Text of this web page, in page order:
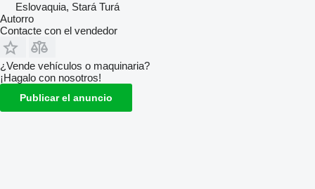
Eslovaquia, Stará Turá
Autorro
Contacte con el vendedor
¿Vende vehículos o maquinaria?
¡Hagalo con nosotros!
Publicar el anuncio